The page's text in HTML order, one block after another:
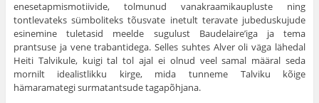
enesetapmismotiivide, tolmunud vanakraamikaupluste ning
tontlevateks sümboliteks tõusvate inetult teravate jubeduskujude
esinemine tuletasid meelde sugulust Baudelaire’iga ja tema
prantsuse ja vene trabantidega. Selles suhtes Alver oli väga lähedal
Heiti Talvikule, kuigi tal tol ajal ei olnud veel samal määral seda
mornilt idealistlikku kirge, mida tunneme Talviku kõige
hämaramategi surmatantsude tagapõhjana.